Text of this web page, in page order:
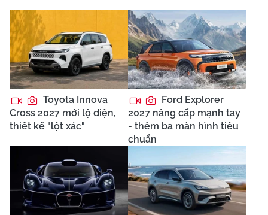
Toyota Innova
Cross 2027 mới lộ diện,
thiết kế "lột xác"
Ford Explorer
2027 nâng cấp mạnh tay
- thêm ba màn hình tiêu
chuẩn